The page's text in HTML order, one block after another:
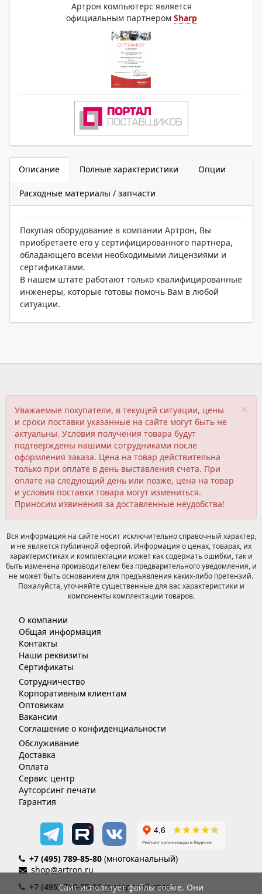
Артрон компьютерс является
официальным партнером Sharp
Описание Полные характеристики Опции
Расходные материалы / запчасти
Покупая оборудование в компании Артрон, Вы
приобретаете его у сертифицированного партнера,
обладающего всеми необходимыми лицензиями и
сертификатами.
В нашем штате работают только квалифицированные
инженеры, которые готовы помочь Вам в любой
ситуации.
×
Уважаемые покупатели, в текущей ситуации, цены
и сроки поставки указанные на сайте могут быть не
актуальны. Условия получения товара будут
подтверждены нашими сотрудниками после
оформления заказа. Цена на товар действительна
только при оплате в день выставления счета. При
оплате на следующий день или позже, цена на товар
и условия поставки товара могут измениться.
Приносим извинения за доставленные неудобства!
Вся информация на сайте носит исключительно справочный характер,
и не является публичной офертой. Информация о ценах, товарах, их
характеристиках и комплектации может как содержать ошибки, так и
быть изменена производителем без предварительного уведомления, и
не может быть основанием для предъявления каких-либо претензий.
Пожалуйста, уточняйте существенные для вас характеристики и
компоненты комплектации товаров.
О компании
Общая информация
Контакты
Наши реквизиты
Сертификаты
Сотрудничество
Корпоративным клиентам
Оптовикам
Вакансии
Соглашение о конфиденциальности
Обслуживание
Доставка
Оплата
Сервис центр
Аутсорсинг печати
Гарантия
+7 (495) 789-85-80 (многоканальный)
shop@artron.ru
+7 (495) 789-85-86(дилерский отдел)
Сайт использует файлы cookie. Они